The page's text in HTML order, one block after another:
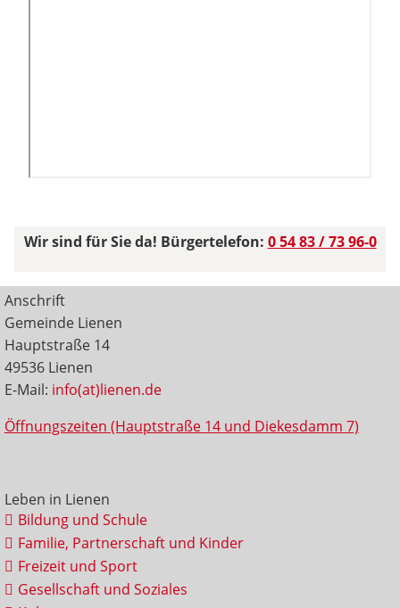
Wir sind für Sie da! Bürgertelefon: 0 54 83 / 73 96-0
Anschrift
Gemeinde Lienen
Hauptstraße 14
49536 Lienen
E-Mail: info(at)lienen.de
Öffnungszeiten (Hauptstraße 14 und Diekesdamm 7)
Leben in Lienen
Bildung und Schule
Familie, Partnerschaft und Kinder
Freizeit und Sport
Gesellschaft und Soziales